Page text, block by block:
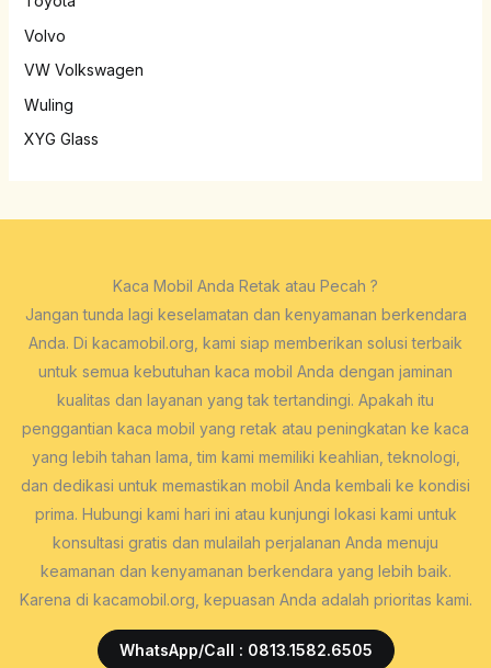
Volvo
VW Volkswagen
Wuling
XYG Glass
Kaca Mobil Anda Retak atau Pecah ?
Jangan tunda lagi keselamatan dan kenyamanan berkendara
Anda. Di kacamobil.org, kami siap memberikan solusi terbaik
untuk semua kebutuhan kaca mobil Anda dengan jaminan
kualitas dan layanan yang tak tertandingi. Apakah itu
penggantian kaca mobil yang retak atau peningkatan ke kaca
yang lebih tahan lama, tim kami memiliki keahlian, teknologi,
dan dedikasi untuk memastikan mobil Anda kembali ke kondisi
prima. Hubungi kami hari ini atau kunjungi lokasi kami untuk
konsultasi gratis dan mulailah perjalanan Anda menuju
keamanan dan kenyamanan berkendara yang lebih baik.
Karena di kacamobil.org, kepuasan Anda adalah prioritas kami.
WhatsApp/Call : 0813.1582.6505